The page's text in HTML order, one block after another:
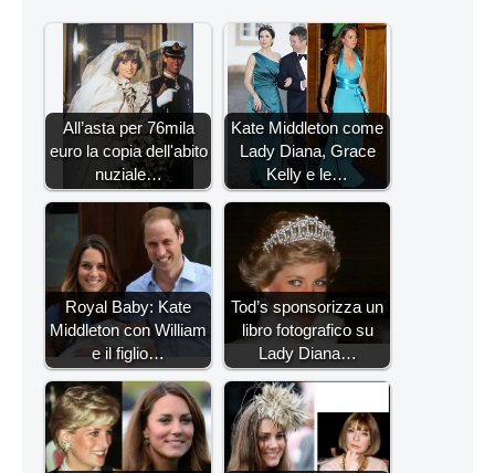
All’asta per 76mila
euro la copia dell'abito
nuziale…
Kate Middleton come
Lady Diana, Grace
Kelly e le…
Royal Baby: Kate
Middleton con William
e il figlio…
Tod’s sponsorizza un
libro fotografico su
Lady Diana…